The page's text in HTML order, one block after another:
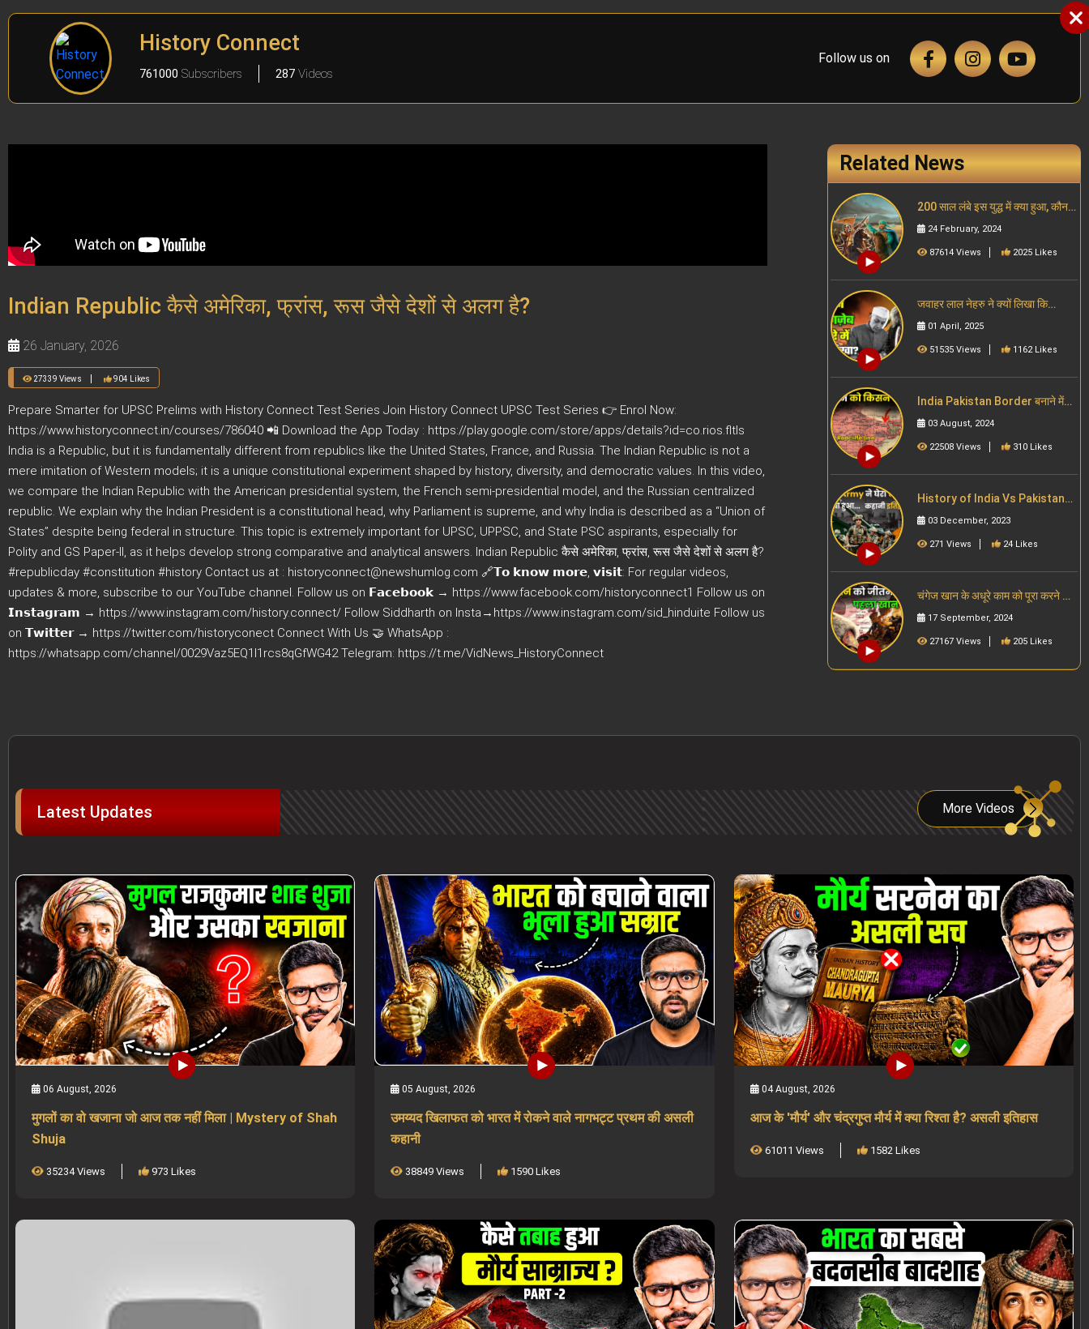
History Connect
761000 Subscribers 287Videos
Follow us on
Indian Republic कैसे अमेरिका, फ्रांस, रूस जैसे देशों से अलग है?
26 January, 2026
27339 Views 904 Likes
Prepare Smarter for UPSC Prelims with History Connect Test Series Join History Connect UPSC Test Series 👉 Enrol Now:
https://www.historyconnect.in/courses/786040 📲 Download the App Today : https://play.google.com/store/apps/details?id=co.rios.fltls
India is a Republic, but it is fundamentally different from republics like the United States, France, and Russia. The Indian Republic is not a
mere imitation of Western models; it is a unique constitutional experiment shaped by history, diversity, and democratic values. In this video,
we compare the Indian Republic with the American presidential system, the French semi-presidential model, and the Russian centralized
republic. We explain why the Indian President is a constitutional head, why Parliament is supreme, and why India is described as a “Union of
States” despite being federal in structure. This topic is extremely important for UPSC, UPPSC, and State PSC aspirants, especially for
Polity and GS Paper-II, as it helps develop strong comparative and analytical answers. Indian Republic कैसे अमेरिका, फ्रांस, रूस जैसे देशों से अलग है?
#republicday #constitution #history Contact us at : historyconnect@newshumlog.com 🔗𝗧𝗼 𝗸𝗻𝗼𝘄 𝗺𝗼𝗿𝗲, 𝘃𝗶𝘀𝗶𝘁: For regular videos,
updates & more, subscribe to our YouTube channel. Follow us on 𝗙𝗮𝗰𝗲𝗯𝗼𝗼𝗸 → https://www.facebook.com/historyconnect1 Follow us on
𝗜𝗻𝘀𝘁𝗮𝗴𝗿𝗮𝗺 → https://www.instagram.com/history.connect/ Follow Siddharth on Insta→https://www.instagram.com/sid_hinduite Follow us
on 𝗧𝘄𝗶𝘁𝘁𝗲𝗿 → https://twitter.com/historyconect Connect With Us 🤝 WhatsApp :
https://whatsapp.com/channel/0029Vaz5EQ1I1rcs8qGfWG42 Telegram: https://t.me/VidNews_HistoryConnect
Related News
200 साल लंबे इस युद्ध में क्या हुआ, कौन
जीता? | Exploring the
Crusades: History, Causes,
and Impact
24 February, 2024
87614 Views 2025 Likes
जवाहर लाल नेहरु ने क्यों लिखा कि
औरंगजेब कोई शासक ही नहीं था? |
What Did Nehru Say About
Aurangzeb
01 April, 2025
51535 Views 1162 Likes
India Pakistan Border बनाने में
क्या दिक्कतें थीं | How Radcliffe
Line was Drawn | Indo Pak
Border
03 August, 2024
22508 Views 310 Likes
History of India Vs Pakistan
war 1965 Lahore in Hindi | भारत
पाकिस्तान युद्ध
03 December, 2023
271 Views 24 Likes
चंगेज खान के अधूरे काम को पूरा करने वाल
उसका पोता | How did the
Mongols Conquer China?
#china
17 September, 2024
27167 Views 205 Likes
Latest Updates More Videos
06 August, 2026
मुगलों का वो खजाना जो आज तक नहीं मिला | Mystery of Shah
Shuja
35234 Views 973 Likes
05 August, 2026
उमय्यद खिलाफत को भारत में रोकने वाले नागभट्ट प्रथम की असली
कहानी
38849 Views 1590 Likes
04 August, 2026
आज के 'मौर्य' और चंद्रगुप्त मौर्य में क्या रिश्ता है? असली इतिहास
61011 Views 1582 Likes